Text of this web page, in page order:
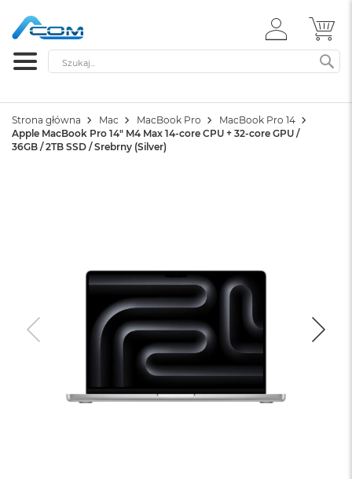
ZALOGUJ
SIĘ
Szukaj
Strona główna Mac MacBook Pro
MacBook Pro 14
Apple MacBook Pro 14" M4 Max 14-core CPU + 32-core GPU /
36GB / 2TB SSD / Srebrny (Silver)